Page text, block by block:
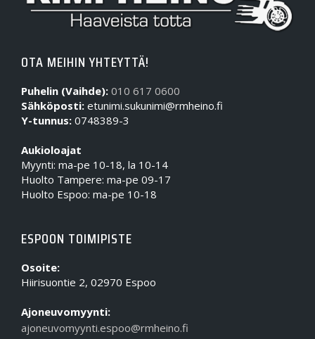
OTA MEIHIN YHTEYTTÄ!
Puhelin (Vaihde): 010 617 0600
Sähköposti: etunimi.sukunimi@rmheino.fi
Y-tunnus: 0748389-3
Aukioloajat
Myynti: ma-pe 10-18, la 10-14
Huolto Tampere: ma-pe 09-17
Huolto Espoo: ma-pe 10-18
ESPOON TOIMIPISTE
Osoite:
Hiirisuontie 2, 02970 Espoo
Ajoneuvomyynti:
ajoneuvomyynti.espoo@rmheino.fi